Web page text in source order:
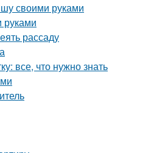
своими руками
руками
рассаду
все, что нужно знать